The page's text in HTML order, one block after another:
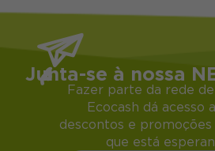
Junta-se à nossa
Fazer parte da rede
Ecocash dá acesso
descontos e promoções
que está